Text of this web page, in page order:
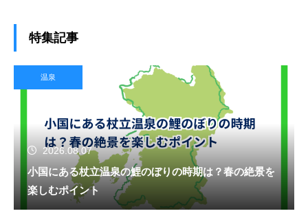
特集記事
温泉
2026.08.07
小国にある杖立温泉の鯉のぼりの時期は？春の絶景を
楽しむポイント